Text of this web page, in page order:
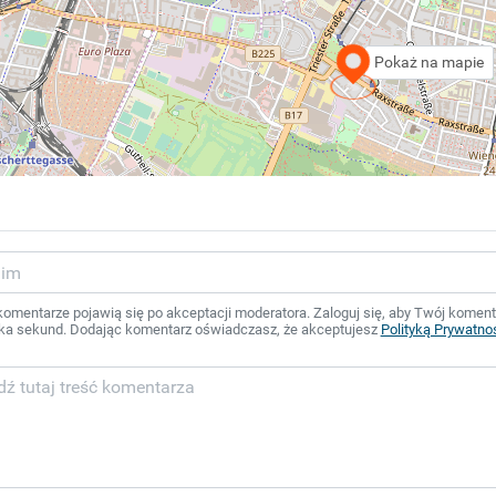
Pokaż na mapie
pojawią się po akceptacji moderatora. Zaloguj się, aby Twój
sekund. Dodając komentarz oświadczasz, że akceptujesz Polityką